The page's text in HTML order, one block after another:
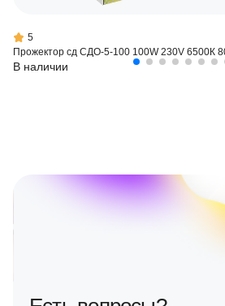
5
Прожектор сд СДО-5-100 100W 230V 6500К
В наличии